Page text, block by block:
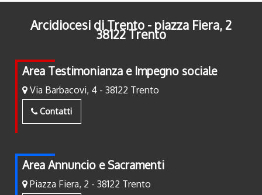
Arcidiocesi di Trento - piazza Fiera, 2
38122 Trento
Area Testimonianza e Impegno sociale
Via Barbacovi, 4 - 38122 Trento
Contatti
Area Annuncio e Sacramenti
Piazza Fiera, 2 - 38122 Trento